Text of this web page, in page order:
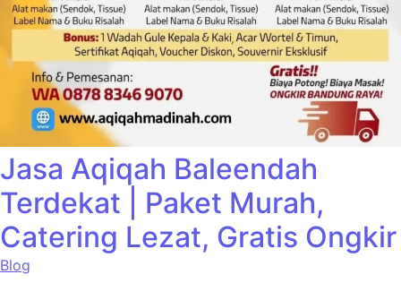
Jasa Aqiqah Baleendah
Terdekat | Paket Murah,
Catering Lezat, Gratis Ongkir
Blog